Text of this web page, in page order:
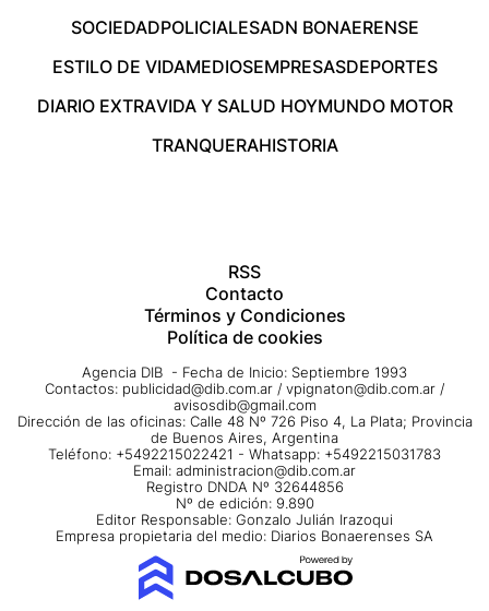
SOCIEDADPOLICIALESADN BONAERENSE
ESTILO DE VIDAMEDIOSEMPRESASDEPORTES
DIARIO EXTRAVIDA Y SALUD HOYMUNDO MOTOR
TRANQUERAHISTORIA
RSS
Contacto
Términos y Condiciones
Política de cookies
Agencia DIB - Fecha de Inicio: Septiembre 1993
Contactos: publicidad@dib.com.ar / vpignaton@dib.com.ar /
avisosdib@gmail.com
Dirección de las oficinas: Calle 48 Nº 726 Piso 4, La Plata; Provincia
de Buenos Aires, Argentina
Teléfono: +5492215022421 - Whatsapp: +5492215031783
Email: administracion@dib.com.ar
Registro DNDA Nº 32644856
Nº de edición: 9.890
Editor Responsable: Gonzalo Julián Irazoqui
Empresa propietaria del medio: Diarios Bonaerenses SA